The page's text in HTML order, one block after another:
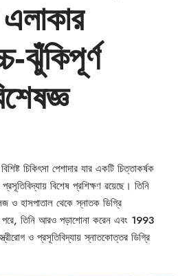
ঝুঁকিপূর্ণ
চিকিৎসা পেশাদার যার একটি চিত্তাকর্ষক
বিশেষ প্রশিক্ষণ রয়েছে। তিনি
ও হাসপাতাল থেকে স্নাতক ডিগ্রি
তিনি আরও পড়াশোনা করেন এবং 1993
ও প্রসূতিবিদ্যায় স্নাতকোত্তর ডিগ্রি